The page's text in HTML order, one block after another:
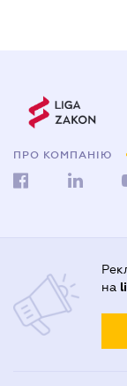
ПРО КОМПАНІЮ
на